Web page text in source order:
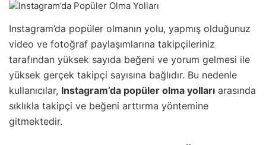
Instagram’da popüler olmanın yolu, yapmış olduğunuz
video ve fotoğraf paylaşımlarına takipçileriniz
tarafından yüksek sayıda beğeni ve yorum gelmesi ile
yüksek gerçek takipçi sayısına bağlıdır. Bu nedenle
kullanıcılar, Instagram’da popüler olma yolları arasında
sıklıkla takipçi ve beğeni arttırma yöntemine
gitmektedir.